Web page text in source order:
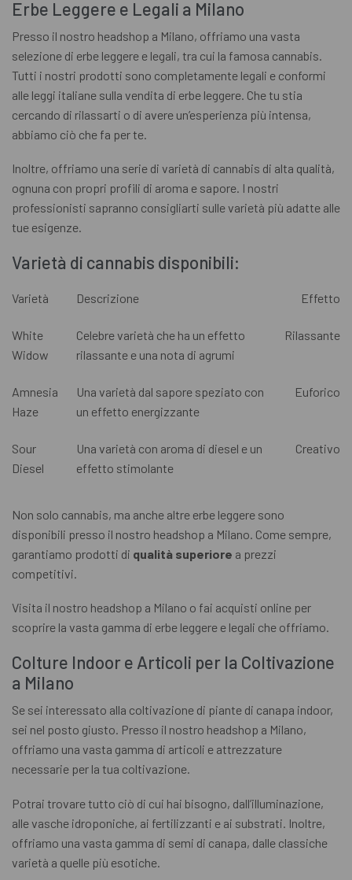
Erbe Leggere e Legali a Milano
Presso il nostro headshop a Milano, offriamo una vasta
selezione di erbe leggere e legali, tra cui la famosa cannabis.
Tutti i nostri prodotti sono completamente legali e conformi
alle leggi italiane sulla vendita di erbe leggere. Che tu stia
cercando di rilassarti o di avere un’esperienza più intensa,
abbiamo ciò che fa per te.
Inoltre, offriamo una serie di varietà di cannabis di alta qualità,
ognuna con propri profili di aroma e sapore. I nostri
professionisti sapranno consigliarti sulle varietà più adatte alle
tue esigenze.
Varietà di cannabis disponibili:
Varietà Descrizione Effetto
White
Widow
Celebre varietà che ha un effetto
rilassante e una nota di agrumi
Rilassante
Amnesia
Haze
Una varietà dal sapore speziato con
un effetto energizzante
Euforico
Sour
Diesel
Una varietà con aroma di diesel e un
effetto stimolante
Creativo
Non solo cannabis, ma anche altre erbe leggere sono
disponibili presso il nostro headshop a Milano. Come sempre,
garantiamo prodotti di qualità superiore a prezzi
competitivi.
Visita il nostro headshop a Milano o fai acquisti online per
scoprire la vasta gamma di erbe leggere e legali che offriamo.
Colture Indoor e Articoli per la Coltivazione
a Milano
Se sei interessato alla coltivazione di piante di canapa indoor,
sei nel posto giusto. Presso il nostro headshop a Milano,
offriamo una vasta gamma di articoli e attrezzature
necessarie per la tua coltivazione.
Potrai trovare tutto ciò di cui hai bisogno, dall’illuminazione,
alle vasche idroponiche, ai fertilizzanti e ai substrati. Inoltre,
offriamo una vasta gamma di semi di canapa, dalle classiche
varietà a quelle più esotiche.